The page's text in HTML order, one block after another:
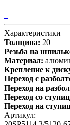
Характеристики
Толщина: 20
Резьба на
Материал:
Крепление к
Переход с
Переход на
Переход со
Переход на
Артикул: